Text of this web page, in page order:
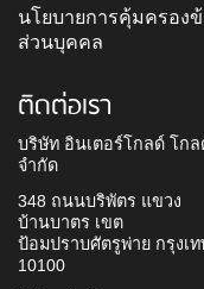
นโยบายการคุ้มครอง
ส่วนบุคคล
ติดต่อเรา
บริษัท อินเตอร์โกลด์ โกล
จำกัด
348 ถนนบริพัตร แขวง
บ้านบาตร เขต
ป้อมปราบศัตรูพ่าย กรุงเท
10100